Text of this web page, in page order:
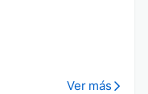
Ver más